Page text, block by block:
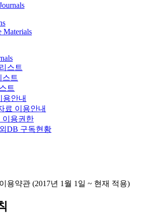
Materials
스트
스트
트
용안내
료 이용안내
이용권한
DB 구독현황
용약관 (2017년 1월 1일 ~ 현재 적용)